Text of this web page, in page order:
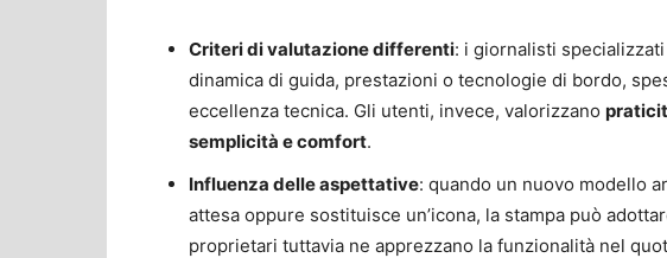
Criteri di valutazione differenti: i giornalisti
dinamica di guida, prestazioni o tecnologie di bordo,
eccellenza tecnica. Gli utenti, invece, valorizzano
semplicità e comfort.
Influenza delle aspettative: quando un nuovo modello
attesa oppure sostituisce un’icona, la stampa può
proprietari tuttavia ne apprezzano la funzionalità nel